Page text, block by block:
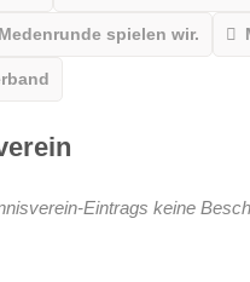
Medenrunde spielen wir.
Eintrags keine